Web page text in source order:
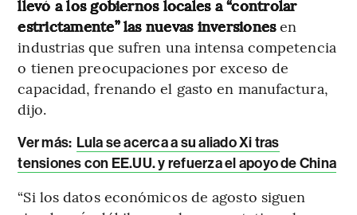
llevó a los gobiernos locales a “controlar
estrictamente” las nuevas inversionesen
industrias que sufren una intensa competencia
o tienen preocupaciones por exceso de
capacidad, frenando el gasto en manufactura,
dijo.
Ver más: Lula se acerca a su aliado Xi tras
tensiones con EE.UU. y refuerza el apoyo de China
“Si los datos económicos de agosto siguen